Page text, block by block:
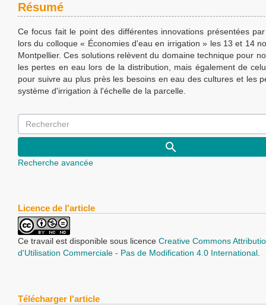
Résumé
Ce focus fait le point des différentes innovations présentées
lors du colloque « Économies d'eau en irrigation » les 13 et 14
Montpellier. Ces solutions relèvent du domaine technique pour
les pertes en eau lors de la distribution, mais également de
pour suivre au plus près les besoins en eau des cultures et les
système d'irrigation à l'échelle de la parcelle.
Recherche avancée
Licence de l'article
Ce travail est disponible sous licence Creative Commons
d'Utilisation Commerciale - Pas de Modification 4.0 International.
Télécharger l'article